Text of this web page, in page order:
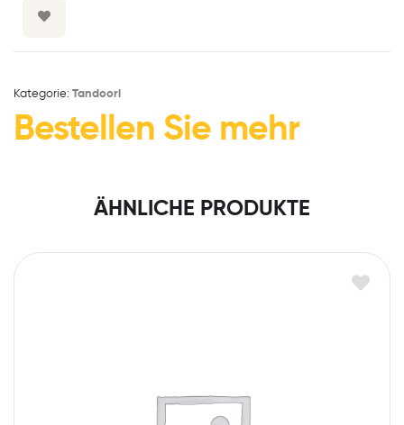
Kategorie: Tandoori
Bestellen Sie mehr
ÄHNLICHE PRODUKTE